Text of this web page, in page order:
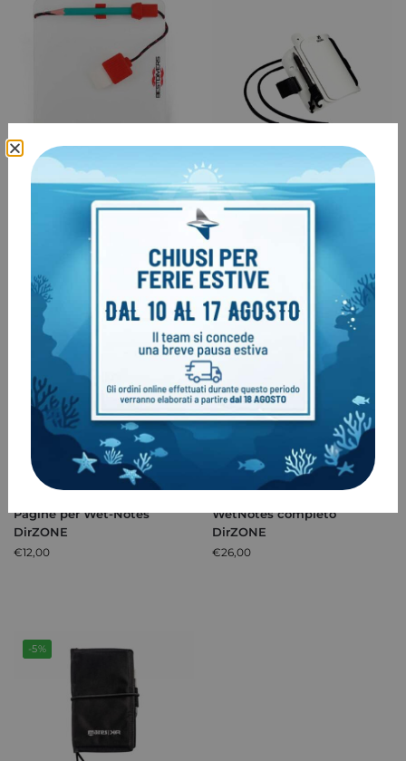
Lavagna BestDivers Basic
Lavagna da braccio multi-
pagina
€
Pagine per Wet-Notes
DirZONE
€12,00
WetNotes completo
DirZONE
€26,00
-5%